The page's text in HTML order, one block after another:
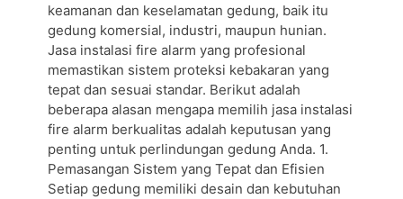
keamanan dan keselamatan gedung, baik itu
gedung komersial, industri, maupun hunian.
Jasa instalasi fire alarm yang profesional
memastikan sistem proteksi kebakaran yang
tepat dan sesuai standar. Berikut adalah
beberapa alasan mengapa memilih jasa instalasi
fire alarm berkualitas adalah keputusan yang
penting untuk perlindungan gedung Anda. 1.
Pemasangan Sistem yang Tepat dan Efisien
Setiap gedung memiliki desain dan kebutuhan